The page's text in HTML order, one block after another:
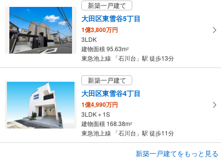
存
す
る
新築一戸建て
大田区東雪谷5丁目
1億3,800万円
3LDK
建物面積 95.63m2
東急池上線 「石川台」駅 徒歩13分
新築一戸建て
大田区東雪谷4丁目
1億4,990万円
3LDK＋1S
建物面積 168.38m2
東急池上線 「石川台」駅 徒歩11分
新築一戸建てをもっと見る